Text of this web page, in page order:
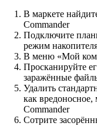
В маркете
Commander
Подключите
режим
В меню «Мой
Просканируйте
заражённые
Удалить
как
Commander
Сотрите